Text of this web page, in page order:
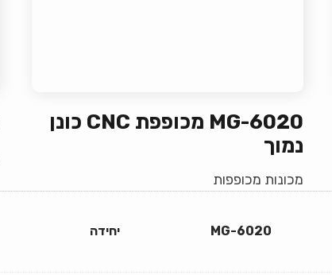
MG-6020 מכופפת CNC כונן
נמוך
מכונות מכופפות
MG-6020 יחידה